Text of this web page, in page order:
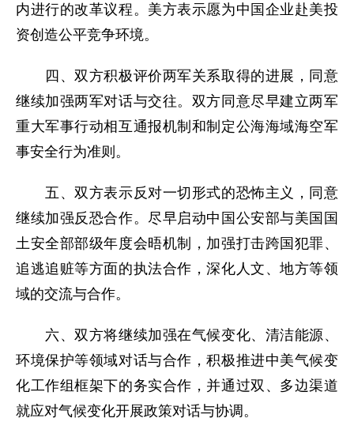
内进行的改革议程。美方表示愿为中国企业赴美投
资创造公平竞争环境。
四、双方积极评价两军关系取得的进展，同意
继续加强两军对话与交往。双方同意尽早建立两军
重大军事行动相互通报机制和制定公海海域海空军
事安全行为准则。
五、双方表示反对一切形式的恐怖主义，同意
继续加强反恐合作。尽早启动中国公安部与美国国
土安全部部级年度会晤机制，加强打击跨国犯罪、
追逃追赃等方面的执法合作，深化人文、地方等领
域的交流与合作。
六、双方将继续加强在气候变化、清洁能源、
环境保护等领域对话与合作，积极推进中美气候变
化工作组框架下的务实合作，并通过双、多边渠道
就应对气候变化开展政策对话与协调。